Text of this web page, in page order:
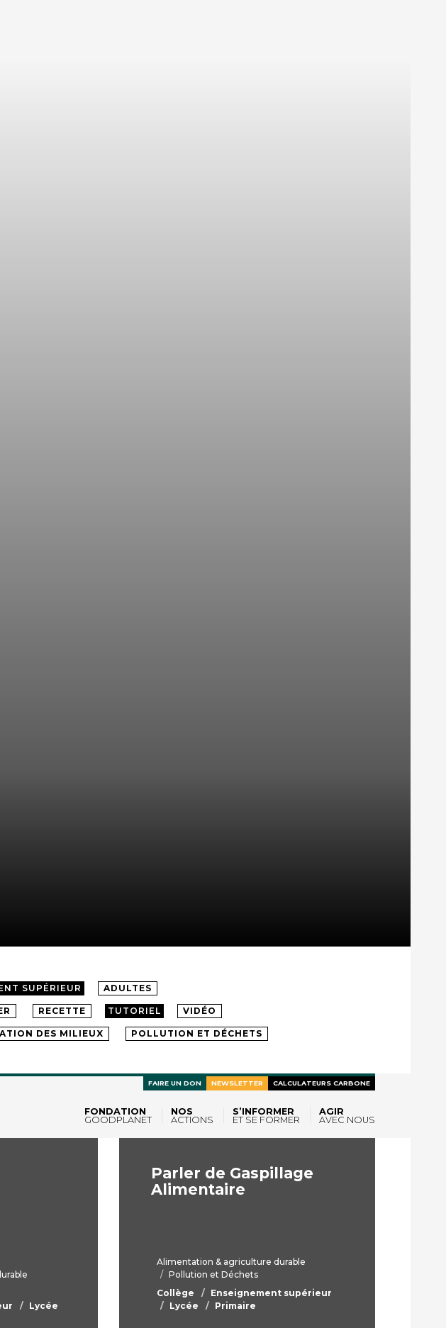
FONDATION
GOODPLANET
NOS
ACTIONS
S’INFORMER
ET SE FORMER
AGIR
AVEC NOUS
FAIRE UN DON NEWSLETTER CALCULATEURS CARBONE
SUPÉRIEUR ADULTES
RECETTE TUTORIEL VIDÉO
DES MILIEUX POLLUTION ET DÉCHETS
Lycée
Parler de Gaspillage
Alimentaire
Alimentation & agriculture durable
Pollution et Déchets
Collège
Enseignement supérieur
Lycée
Primaire